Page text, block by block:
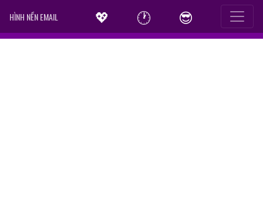
HÌNH NỀN EMAIL 💖 🕐 😎